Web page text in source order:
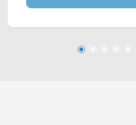
Saudade, Av. Dr. Antônio Lobo
a equipe da Arbix Imóveis e
ARBIX IMÓVEIS - Presente em